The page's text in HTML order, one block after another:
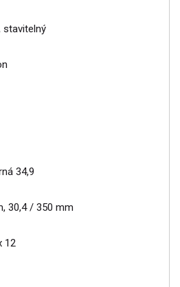
stavitelný
34,9
30,4 / 350 mm
12